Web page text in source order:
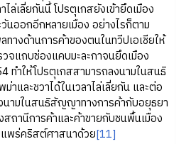
ไล่เลี่ยกันนี้ โปรตุเกสยังเข้ายึดเมือง
นออกอีกหลายเมือง อย่างไรก็ตาม
างด้านการค้าของตนในทวีปเอเชียให้
จแถบช่องแคบมะละกาจนยึดเมือง
ทำให้โปรตุเกสสามารถลงนามในสนธิ
และชวาได้ในเวลาไล่เลี่ยกัน และต่อ
นามในสนธิสัญญาทางการค้ากับอยุธยา
สถานีการค้าและค้าขายกับชนพื้นเมือง
แพร่คริสต์ศาสนาด้วย[11]